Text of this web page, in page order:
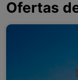
Ofertas